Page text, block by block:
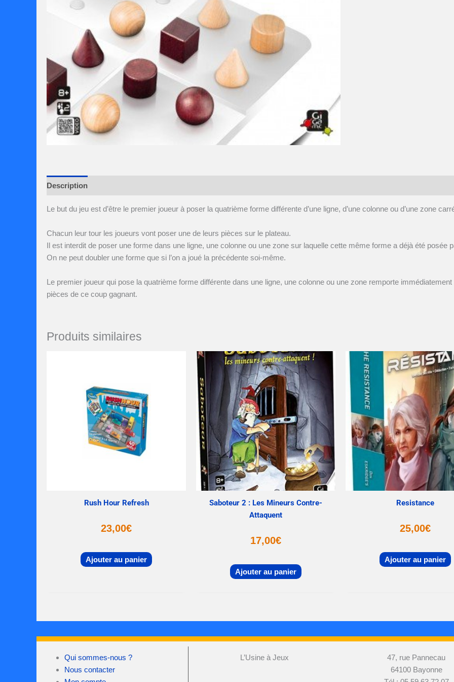
Description
Le but du jeu est d’être le premier joueur à poser la quatrième forme différente d’une ligne, d’une colonne ou d’une zone
Chacun leur tour les joueurs vont poser une de leurs pièces sur le plateau.
Il est interdit de poser une forme dans une ligne, une colonne ou une zone sur laquelle cette même forme a déjà été posée
On ne peut doubler une forme que si l’on a joué la précédente soi-même.
Le premier joueur qui pose la quatrième forme différente dans une ligne, une colonne ou une zone remporte
pièces de ce coup gagnant.
Produits similaires
Rush Hour Refresh
23,00€
Ajouter au panier
Saboteur 2 : Les Mineurs Contre-
Attaquent
17,00€
Ajouter au panier
Resistance
25,00€
Ajouter au panier
Qui sommes-nous ?
Nous contacter
L’Usine à Jeux
47, rue Pannecau
64100 Bayonne